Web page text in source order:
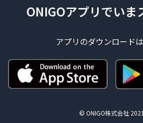
ONIGOアプリでいま
アプリのダウンロード
© ONIGO株式会社 2021